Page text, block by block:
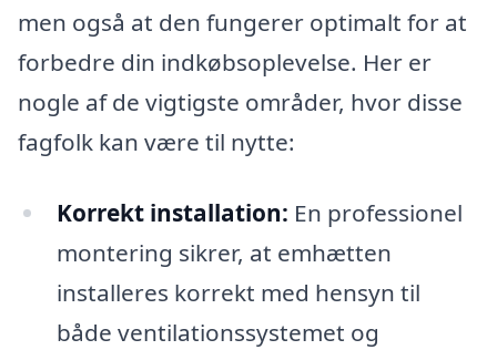
men også at den fungerer optimalt for at
forbedre din indkøbsoplevelse. Her er
nogle af de vigtigste områder, hvor disse
fagfolk kan være til nytte:
Korrekt installation: En professionel
montering sikrer, at emhætten
installeres korrekt med hensyn til
både ventilationssystemet og